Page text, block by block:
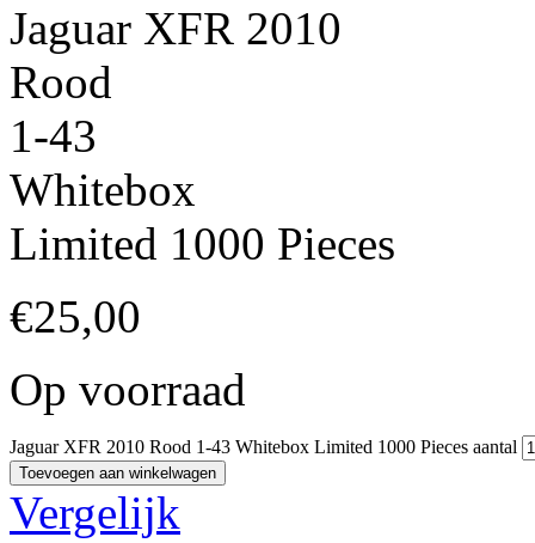
Jaguar XFR 2010
Rood
1-43
Whitebox
Limited 1000 Pieces
€25,00
Op voorraad
Jaguar XFR 2010 Rood 1-43 Whitebox Limited 1000 Pieces aantal
Toevoegen aan winkelwagen
Vergelijk